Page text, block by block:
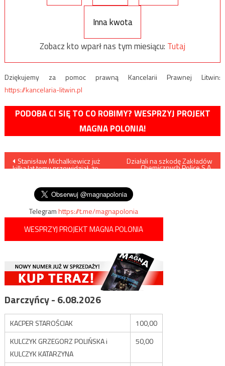
Inna kwota
Zobacz kto wparł nas tym miesiącu: Tutaj
Dziękujemy za pomoc prawną Kancelarii Prawnej Litwin:
https://kancelaria-litwin.pl
PODOBA CI SIĘ TO CO ROBIMY? WESPRZYJ PROJEKT
MAGNA POLONIA!
Nawigacja
wpisu
Stanisław Michalkiewicz już
kilka lat temu przewidział, że
Działali na szkodę Zakładów
Chemicznych Police S.A.
Telegramhttps://t.me/magnapolonia
WESPRZYJ PROJEKT MAGNA POLONIA
Darczyńcy - 6.08.2026
KACPER STAROŚCIAK
100,00
KULCZYK GRZEGORZ POLIŃSKA i
KULCZYK KATARZYNA
50,00